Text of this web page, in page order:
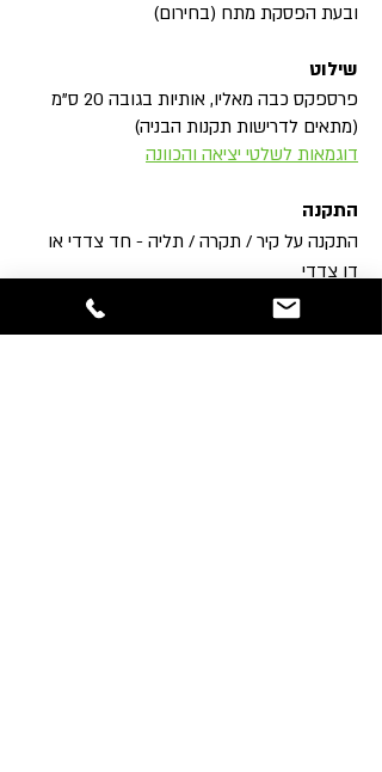
ובעת הפסקת מתח (בחירום)
שילוט
פרספקס כבה מאליו, אותיות בגובה 20 ס"מ
(מתאים לדרישות תקנות הבניה)
דוגמאות לשלטי יציאה והכוונה
התקנה
התקנה על קיר / תקרה / תליה - חד צדדי או
דו צדדי